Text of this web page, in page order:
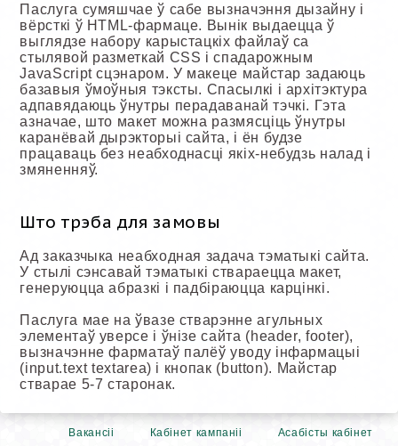
Паслуга сумяшчае ў сабе вызначэння дызайну і
вёрсткі ў HTML-фармаце. Вынік выдаецца ў
выглядзе набору карыстацкіх файлаў са
стылявой разметкай CSS і спадарожным
JavaScript сцэнаром. У макеце майстар задаюць
базавыя ўмоўныя тэксты. Спасылкі і архітэктура
адпавядаюць ўнутры перадаванай тэчкі. Гэта
азначае, што макет можна размясціць ўнутры
каранёвай дырэкторыі сайта, і ён будзе
працаваць без неабходнасці якіх-небудзь налад і
змяненняў.
Што трэба для замовы
Ад заказчыка неабходная задача тэматыкі сайта.
У стылі сэнсавай тэматыкі ствараецца макет,
генеруюцца абразкі і падбіраюцца карцінкі.
Паслуга мае на ўвазе стварэнне агульных
элементаў уверсе і ўнізе сайта (header, footer),
вызначэнне фарматаў палёў уводу інфармацыі
(input.text textarea) і кнопак (button). Майстар
стварае 5-7 старонак.
Вакансіі Кабінет кампаніі
Асабісты кабінет